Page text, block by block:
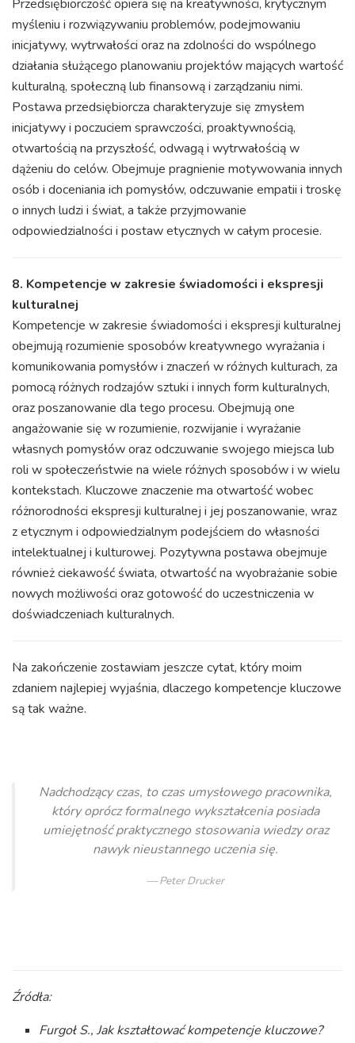
Przedsiębiorczość opiera się na kreatywności, krytycznym
myśleniu i rozwiązywaniu problemów, podejmowaniu
inicjatywy, wytrwałości oraz na zdolności do wspólnego
działania służącego planowaniu projektów mających wartość
kulturalną, społeczną lub finansową i zarządzaniu nimi.
Postawa przedsiębiorcza charakteryzuje się zmysłem
inicjatywy i poczuciem sprawczości, proaktywnością,
otwartością na przyszłość, odwagą i wytrwałością w
dążeniu do celów. Obejmuje pragnienie motywowania innych
osób i doceniania ich pomysłów, odczuwanie empatii i troskę
o innych ludzi i świat, a także przyjmowanie
odpowiedzialności i postaw etycznych w całym procesie.
8. Kompetencje w zakresie świadomości i ekspresji
kulturalnej
Kompetencje w zakresie świadomości i ekspresji kulturalnej
obejmują rozumienie sposobów kreatywnego wyrażania i
komunikowania pomysłów i znaczeń w różnych kulturach, za
pomocą różnych rodzajów sztuki i innych form kulturalnych,
oraz poszanowanie dla tego procesu. Obejmują one
angażowanie się w rozumienie, rozwijanie i wyrażanie
własnych pomysłów oraz odczuwanie swojego miejsca lub
roli w społeczeństwie na wiele różnych sposobów i w wielu
kontekstach. Kluczowe znaczenie ma otwartość wobec
różnorodności ekspresji kulturalnej i jej poszanowanie, wraz
z etycznym i odpowiedzialnym podejściem do własności
intelektualnej i kulturowej. Pozytywna postawa obejmuje
również ciekawość świata, otwartość na wyobrażanie sobie
nowych możliwości oraz gotowość do uczestniczenia w
doświadczeniach kulturalnych.
Na zakończenie zostawiam jeszcze cytat, który moim
zdaniem najlepiej wyjaśnia, dlaczego kompetencje kluczowe
są tak ważne.
Nadchodzący czas, to czas umysłowego pracownika,
który oprócz formalnego wykształcenia posiada
umiejętność praktycznego stosowania wiedzy oraz
nawyk nieustannego uczenia się.
Peter Drucker
Źródła:
Furgoł S., Jak kształtować kompetencje kluczowe?